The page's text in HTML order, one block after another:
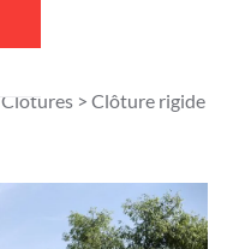
Clôtures> Clôture rigide